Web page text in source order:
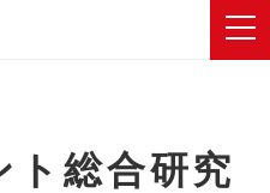
ト総合研究